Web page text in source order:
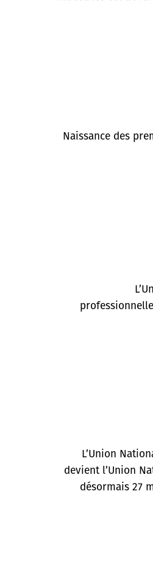
Naissance des
L’Union
devient l’Union
désormais 27